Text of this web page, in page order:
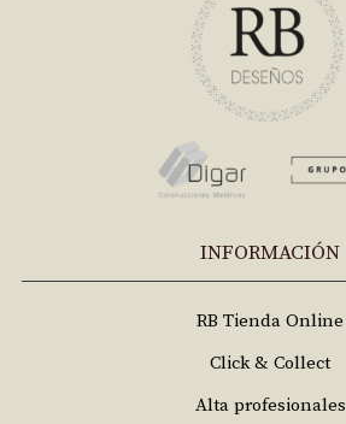
INFORMACIÓN
RB Tienda Online
Click & Collect
Alta profesionales